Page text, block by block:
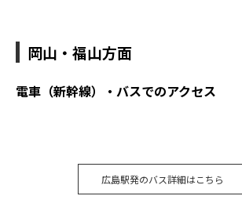
岡山・福山方面
電車（新幹線）・バスでのアクセス
広島駅発のバス詳細はこちら